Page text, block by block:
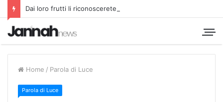
Dai loro frutti li riconoscerete
Home / Parola di Luce
Parola di Luce